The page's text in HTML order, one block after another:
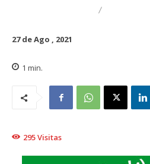
27 de Ago , 2021
1 min.
295Visitas